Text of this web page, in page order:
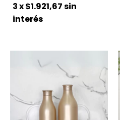
3x$1.921,67sin
interés